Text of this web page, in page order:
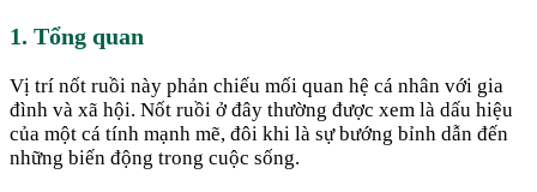
1. Tổng quan
Vị trí nốt ruồi này phản chiếu mối quan hệ cá nhân với gia
đình và xã hội. Nốt ruồi ở đây thường được xem là dấu hiệu
của một cá tính mạnh mẽ, đôi khi là sự bướng bỉnh dẫn đến
những biến động trong cuộc sống.